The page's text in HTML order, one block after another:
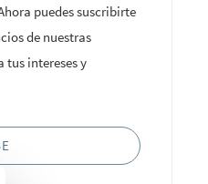
puedes suscribirte
de nuestras
tus intereses y